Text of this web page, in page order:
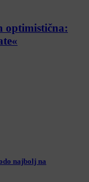
optimistična:
najbolj na